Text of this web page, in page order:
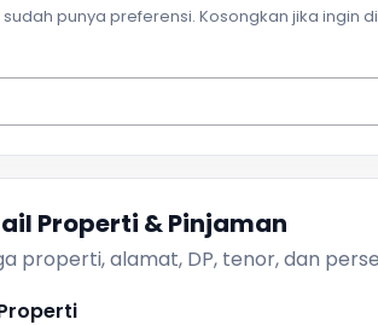
sudah punya preferensi. Kosongkan jika ingin
Properti & Pinjaman
properti, alamat, DP, tenor, dan